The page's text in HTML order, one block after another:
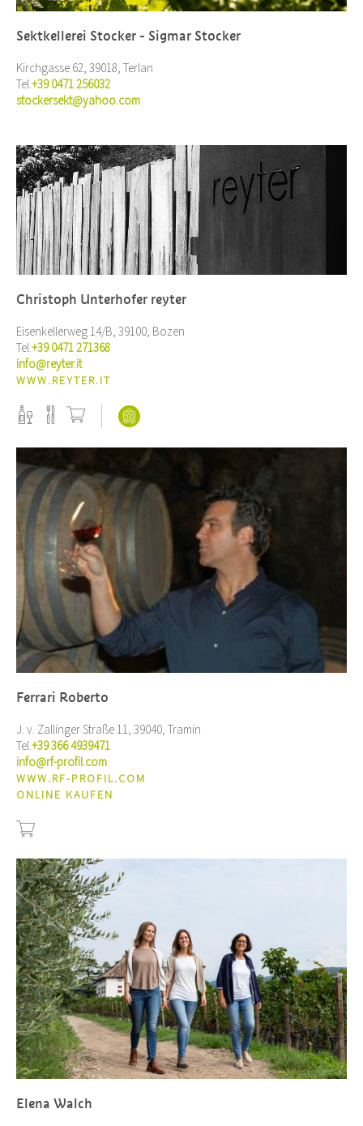
Sektkellerei Stocker - Sigmar Stocker
Kirchgasse 62, 39018, Terlan
Tel.+39 0471 256032
stockersekt@yahoo.com
Christoph Unterhofer reyter
Eisenkellerweg 14/B, 39100, Bozen
Tel.+39 0471 271368
info@reyter.it
WWW.REYTER.IT
Ferrari Roberto
J. v. Zallinger Straße 11, 39040, Tramin
Tel.+39 366 4939471
info@rf-profil.com
WWW.RF-PROFIL.COM
ONLINE KAUFEN
Elena Walch